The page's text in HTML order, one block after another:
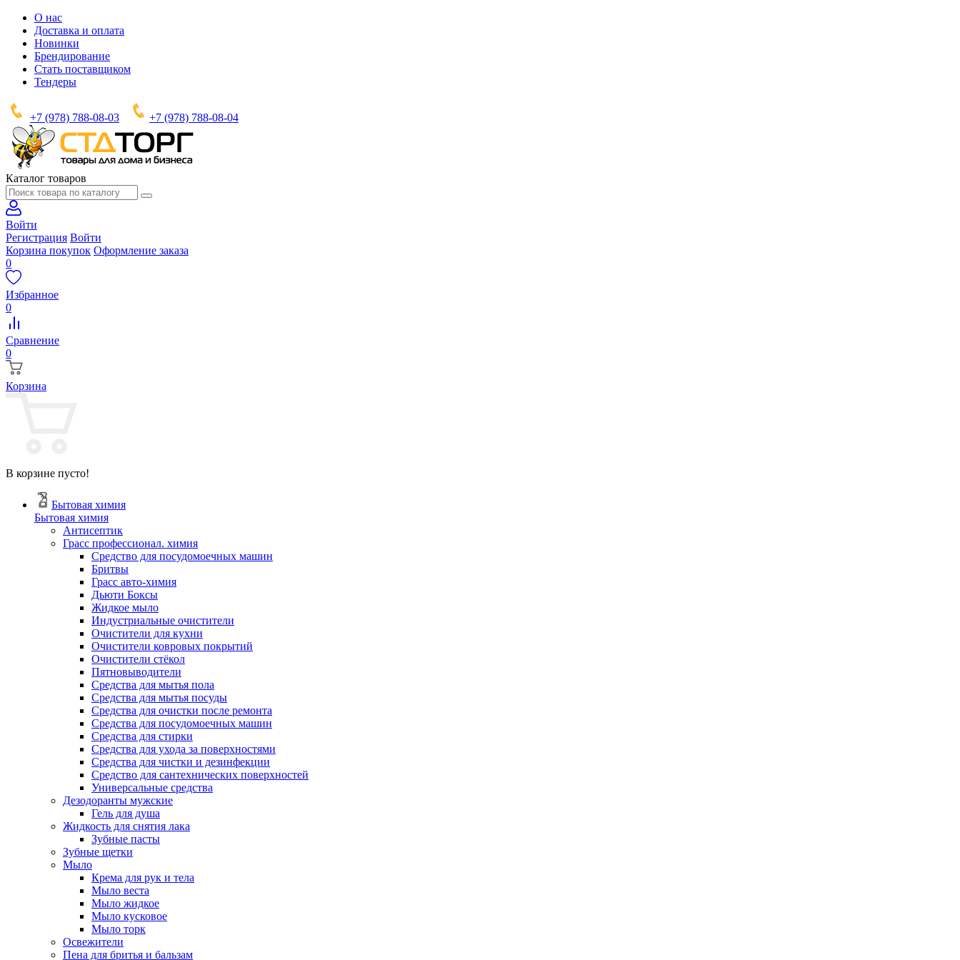
О нас
Доставка и оплата
Новинки
Брендирование
Стать поставщиком
Тендеры
+7 (978) 788-08-03 +7 (978) 788-08-04
Каталог товаров
Войти
Регистрация Войти
Корзина покупок Оформление заказа
0
Избранное
0
Сравнение
0
Корзина
В корзине пусто!
Бытовая химия
Бытовая химия
Антисептик
Грасс профессионал. химия
Cредство для посудомоечных машин
Бритвы
Грасс авто-химия
Дьюти Боксы
Жидкое мыло
Индустриальные очистители
Очистители для кухни
Очистители ковровых покрытий
Очистители стёкол
Пятновыводители
Средства для мытья пола
Средства для мытья посуды
Средства для очистки после ремонта
Средства для посудомоечных машин
Средства для стирки
Средства для ухода за поверхностями
Средства для чистки и дезинфекции
Средство для сантехнических поверхностей
Универсальные средства
Дезодоранты мужские
Гель для душа
Жидкость для снятия лака
Зубные пасты
Зубные щетки
Мыло
Крема для рук и тела
Мыло веста
Мыло жидкое
Мыло кусковое
Мыло торк
Освежители
Пена для бритья и бальзам